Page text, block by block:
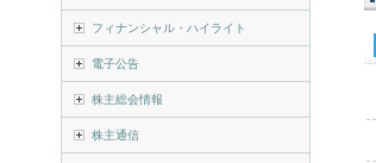
フィナンシャル・ハイライト
電子公告
株主総会情報
株主通信